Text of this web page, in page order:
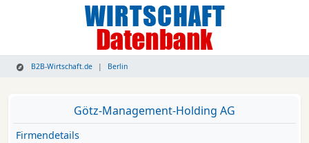
B2B-Wirtschaft.de Berlin
Götz-Management-Holding AG
Firmendetails